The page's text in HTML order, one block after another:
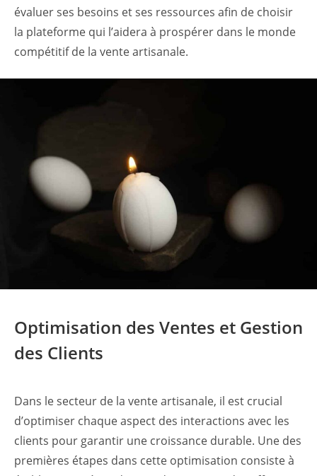
évaluer ses besoins et ses ressources afin de choisir
la plateforme qui l’aidera à prospérer dans le monde
compétitif de la vente artisanale.
Optimisation des Ventes et Gestion
des Clients
Dans le secteur de la vente artisanale, il est crucial
d’optimiser chaque aspect des interactions avec les
clients pour garantir une croissance durable. Une des
premières étapes dans cette optimisation consiste à